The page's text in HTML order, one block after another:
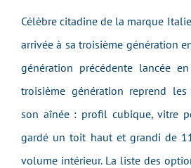
Célèbre citadine de la marque
arrivée à sa troisième génération
génération précédente lancée
troisième génération reprend
son aînée : profil cubique, vitre
gardé un toit haut et grandi de
volume intérieur. La liste des